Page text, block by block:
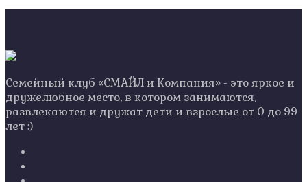
Семейный клуб «СМАЙЛ и Компания» - это яркое и
дружелюбное место, в котором занимаются,
развлекаются и дружат дети и взрослые от 0 до 99
лет :)